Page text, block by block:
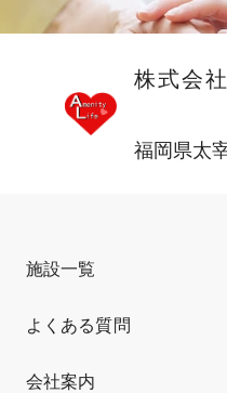
株式会
福岡県太
施設一覧
よくある質問
会社案内